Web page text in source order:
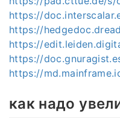
https://
https://
https://
https://
https://
как надо